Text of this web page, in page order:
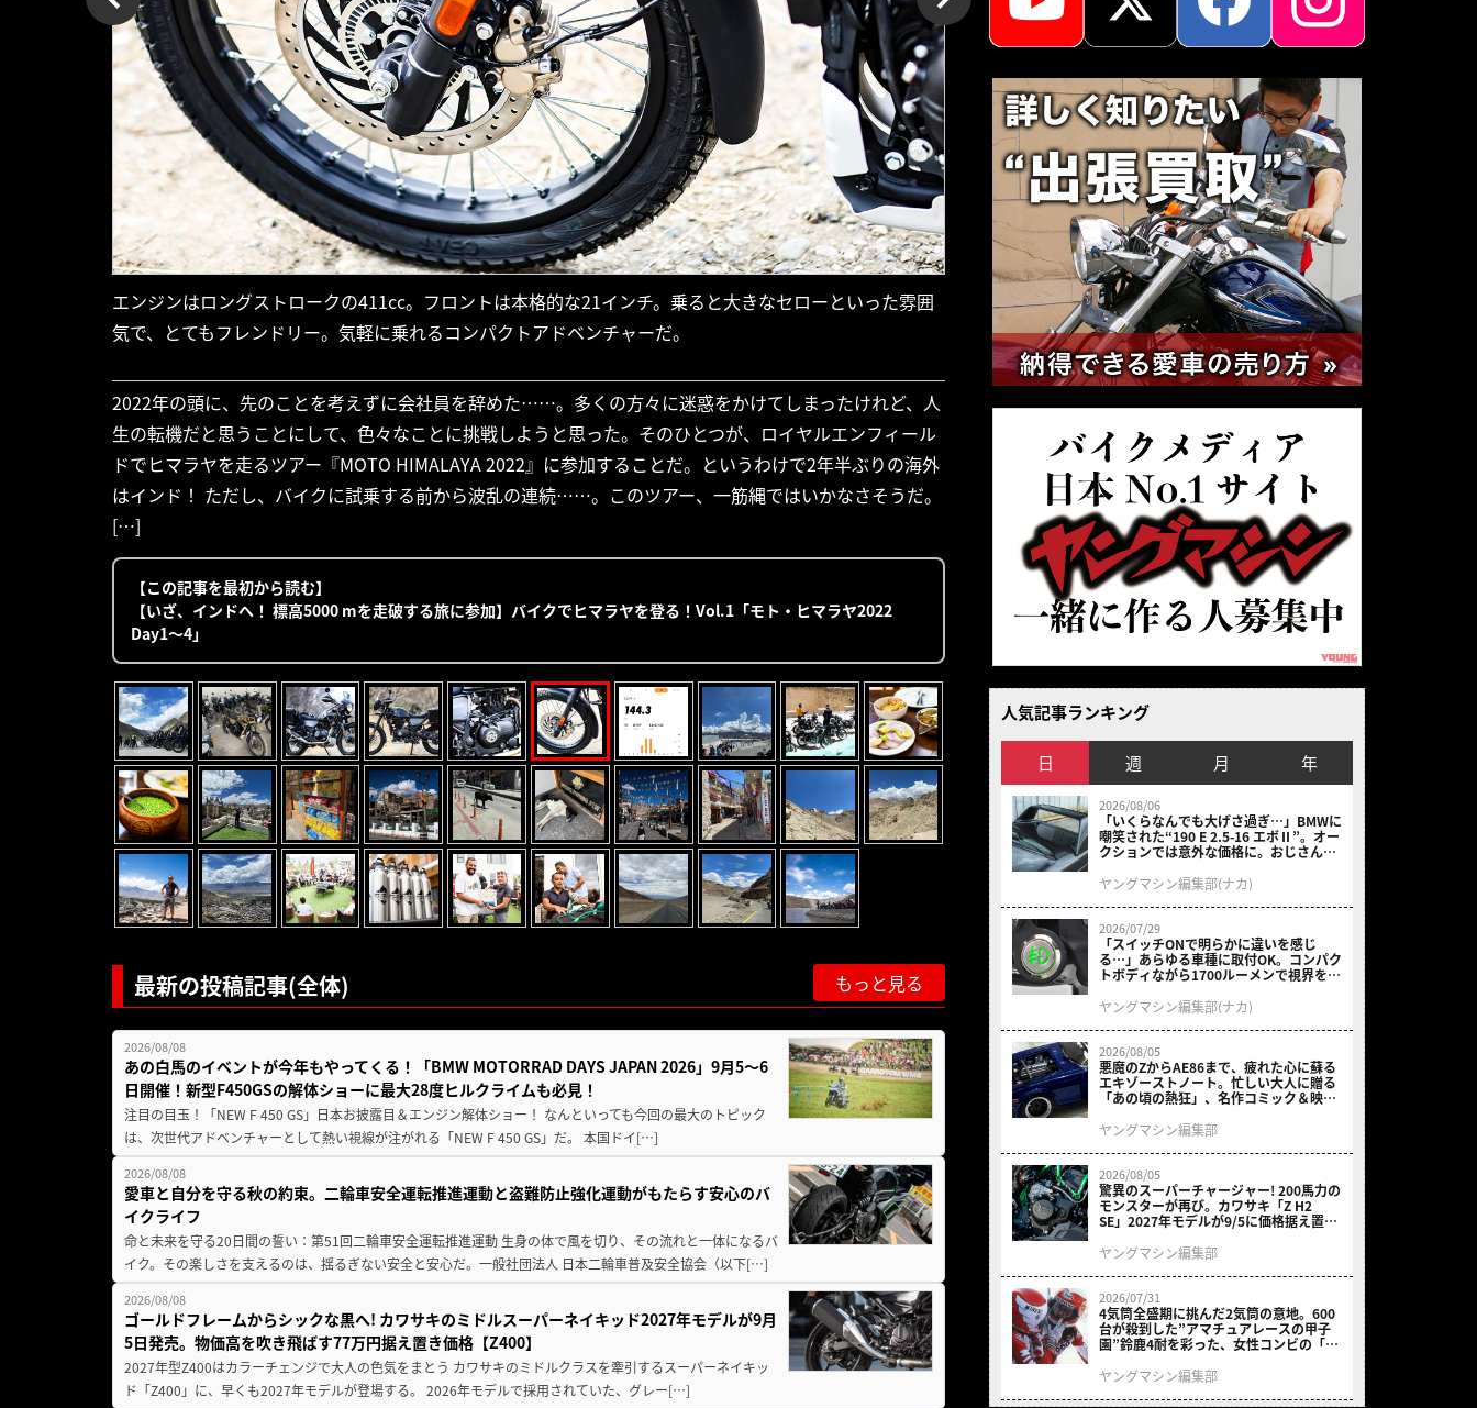
エンジンはロングストロークの411cc。フロントは本格的な21インチ。乗ると大きなセローといった雰囲
気で、とてもフレンドリー。気軽に乗れるコンパクトアドベンチャーだ。
2022年の頭に、先のことを考えずに会社員を辞めた……。多くの方々に迷惑をかけてしまったけれど、人
生の転機だと思うことにして、色々なことに挑戦しようと思った。そのひとつが、ロイヤルエンフィール
ドでヒマラヤを走るツアー『MOTO HIMALAYA 2022』に参加することだ。というわけで2年半ぶりの海外
はインド！ ただし、バイクに試乗する前から波乱の連続……。このツアー、一筋縄ではいかなさそうだ。
[…]
【この記事を最初から読む】
【いざ、インドへ！ 標高5000 mを走破する旅に参加】バイクでヒマラヤを登る！Vol.1「モト・ヒマラヤ2022
Day1〜4」
最新の投稿記事(全体) もっと見る
2026/08/08
あの白馬のイベントが今年もやってくる！「BMW MOTORRAD DAYS JAPAN 2026」9月5〜6
日開催！新型F450GSの解体ショーに最大28度ヒルクライムも必見！
注目の目玉！「NEW F 450 GS」日本お披露目＆エンジン解体ショー！ なんといっても今回の最大のトピック
は、次世代アドベンチャーとして熱い視線が注がれる「NEW F 450 GS」だ。 本国ドイ[…]
2026/08/08
愛車と自分を守る秋の約束。二輪車安全運転推進運動と盗難防止強化運動がもたらす安心のバ
イクライフ
命と未来を守る20日間の誓い：第51回二輪車安全運転推進運動 生身の体で風を切り、その流れと一体になるバ
イク。その楽しさを支えるのは、揺るぎない安全と安心だ。一般社団法人 日本二輪車普及安全協会（以下[…]
2026/08/08
ゴールドフレームからシックな黒へ! カワサキのミドルスーパーネイキッド2027年モデルが9月
5日発売。物価高を吹き飛ばす77万円据え置き価格【Z400】
2027年型Z400はカラーチェンジで大人の色気をまとう カワサキのミドルクラスを牽引するスーパーネイキッ
ド「Z400」に、早くも2027年モデルが登場する。 2026年モデルで採用されていた、グレー[…]
人気記事ランキング
日 週 月 年
2026/08/06
「いくらなんでも大げさ過ぎ…」BMWに
嘲笑された“190 E 2.5-16 エボⅡ”。オー
クションでは意外な価格に。おじさん達
ヤングマシン編集部(ナカ)
2026/07/29
「スイッチONで明らかに違いを感じ
る…」あらゆる車種に取付OK。コンパク
トボディながら1700ルーメンで視界を確
ニット プレシャスレイ スモール］
ヤングマシン編集部(ナカ)
2026/08/05
悪魔のZからAE86まで、疲れた心に蘇る
エキゾーストノート。忙しい大人に贈る
「あの頃の熱狂」、名作コミック＆映画
結！
ヤングマシン編集部
2026/08/05
驚異のスーパーチャージャー! 200馬力の
モンスターが再び。カワサキ「Z H2
SE」2027年モデルが9/5に価格据え置き
ヤングマシン編集部
2026/07/31
4気筒全盛期に挑んだ2気筒の意地。600
台が殺到した”アマチュアレースの甲子
園”鈴鹿4耐を彩った、女性コンビの「ス
ヤングマシン編集部